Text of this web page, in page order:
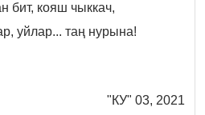
бит, кояш чыккач,
уйлар... таң нурына!
"КУ" 03, 2021